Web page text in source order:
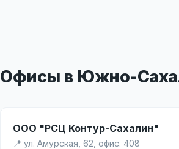
Офисы в Южно-
ООО "РСЦ Контур-Сахалин"
📍 ул. Амурская, 62, офис. 408